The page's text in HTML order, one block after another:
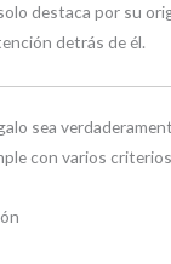
destaca por su
detrás de él.
sea
con varios